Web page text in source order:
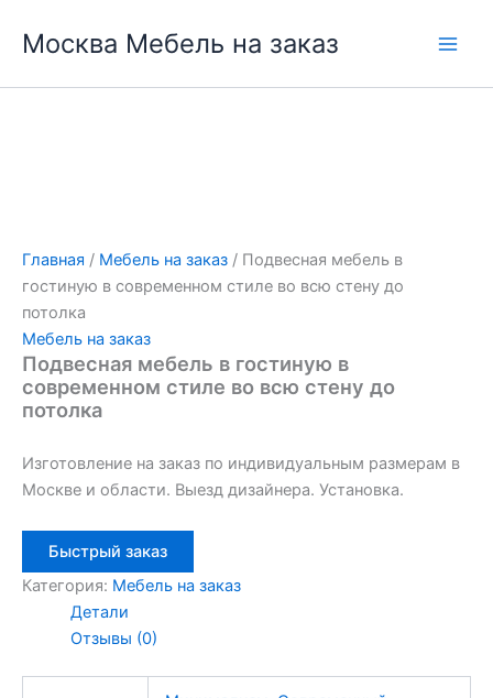
Москва Мебель на заказ
Главная / Мебель на заказ / Подвесная мебель в
гостиную в современном стиле во всю стену до
потолка
Мебель на заказ
Подвесная мебель в гостиную в
современном стиле во всю стену до
потолка
Изготовление на заказ по индивидуальным размерам в
Москве и области. Выезд дизайнера. Установка.
Быстрый заказ
Категория: Мебель на заказ
Детали
Отзывы (0)